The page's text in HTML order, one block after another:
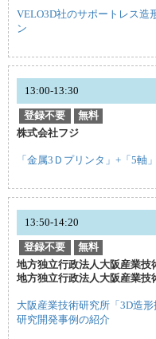
VELO3D社のサポートレス造
ン
13:00-13:30
登録不要
無料
株式会社フジ
「金属3Ｄプリンタ」+「5軸
13:50-14:20
登録不要
無料
地方独立行政法人大阪産業技
地方独立行政法人大阪産業技
大阪産業技術研究所「3D造
研究開発事例の紹介